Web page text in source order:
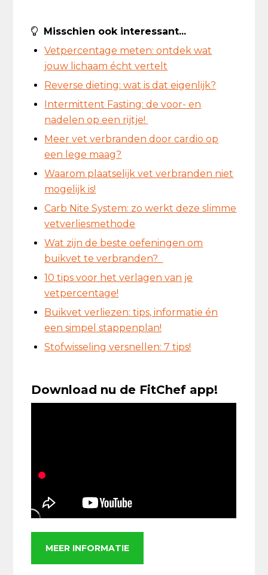
Misschien ook interessant...
Vetpercentage meten: ontdek wat
jouw lichaam écht vertelt
Reverse dieting: wat is dat eigenlijk?
Intermittent Fasting: de voor- en
nadelen op een rijtje!
Meer vet verbranden door cardio op
een lege maag?
Waarom plaatselijk vet verbranden niet
mogelijk is!
Carb Nite System: zo werkt deze slimme
vetverliesmethode
Wat zijn de beste oefeningen om
buikvet te verbranden?
10 tips voor het verlagen van je
vetpercentage!
Buikvet verliezen: tips, informatie én
een simpel stappenplan!
Stofwisseling versnellen: 7 tips!
Download nu de FitChef app!
MEER INFORMATIE